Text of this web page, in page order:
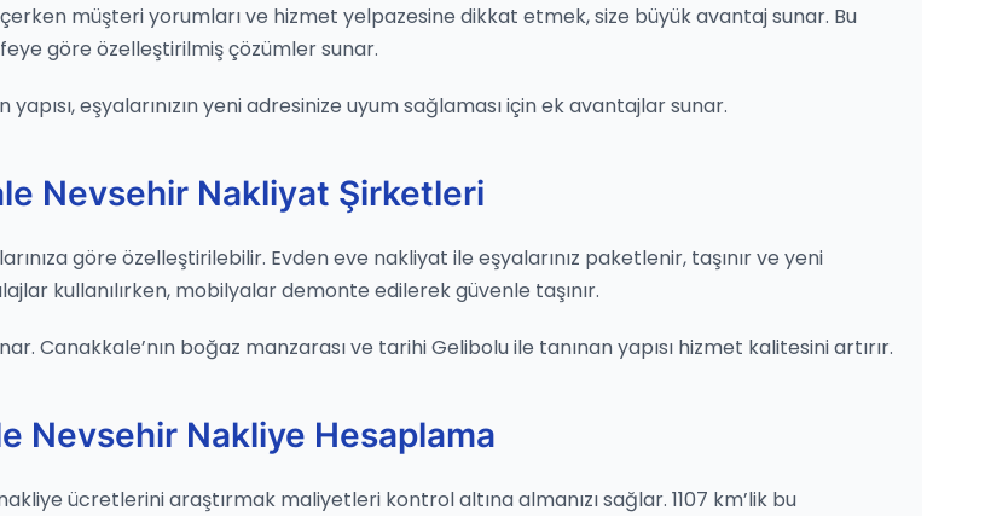
müşteri yorumları ve hizmet yelpazesine dikkat etmek, size büyük avantaj sunar. Bu
göre özelleştirilmiş çözümler sunar.
eşyalarınızın yeni adresinize uyum sağlaması için ek avantajlar sunar.
Nevsehir Nakliyat Şirketleri
göre özelleştirilebilir. Evden eve nakliyat ile eşyalarınız paketlenir, taşınır ve yeni
kullanılırken, mobilyalar demonte edilerek güvenle taşınır.
Canakkale’nın boğaz manzarası ve tarihi Gelibolu ile tanınan yapısı hizmet kalitesini artırır.
Nevsehir Nakliye Hesaplama
ücretlerini araştırmak maliyetleri kontrol altına almanızı sağlar. 1107 km’lik bu